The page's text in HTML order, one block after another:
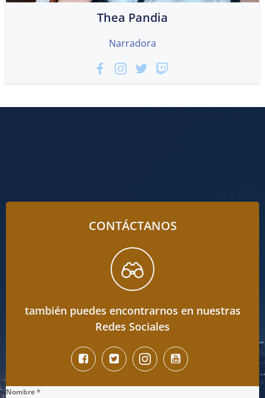
Thea Pandia
Narradora
CONTÁCTANOS
también puedes encontrarnos en nuestras
Redes Sociales
Nombre*